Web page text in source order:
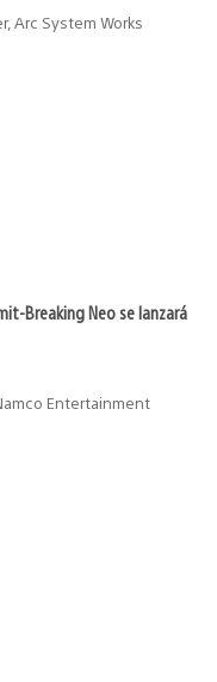
Arc System Works
Breaking Neo se lanzará
Entertainment